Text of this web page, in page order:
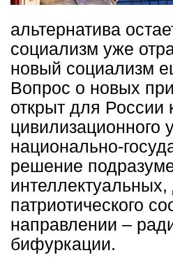
альтернатива
социализм уже
новый социализм
Вопрос о новых
открыт для России
национально-
решение
патриотического
направлении –
бифуркации.